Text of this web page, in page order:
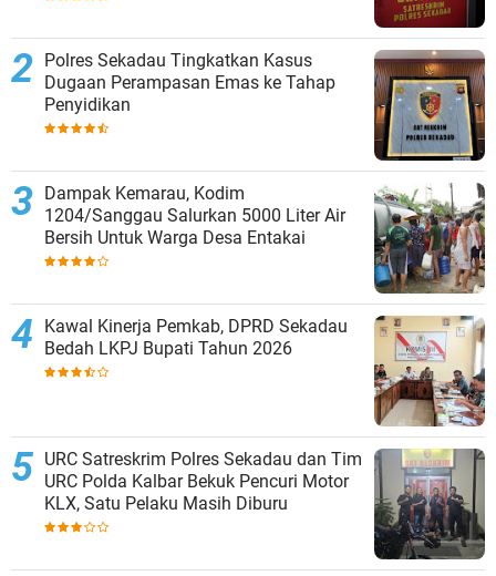
Polres Sekadau Tingkatkan Kasus
Dugaan Perampasan Emas ke Tahap
Penyidikan
Dampak Kemarau, Kodim
1204/Sanggau Salurkan 5000 Liter Air
Bersih Untuk Warga Desa Entakai
Kawal Kinerja Pemkab, DPRD Sekadau
Bedah LKPJ Bupati Tahun 2026
URC Satreskrim Polres Sekadau dan Tim
URC Polda Kalbar Bekuk Pencuri Motor
KLX, Satu Pelaku Masih Diburu